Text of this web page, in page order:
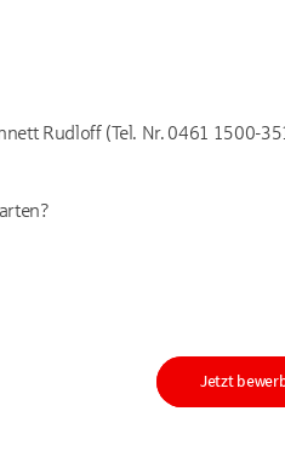
Rudloff (Tel. Nr. 0461 1500-
Jetzt